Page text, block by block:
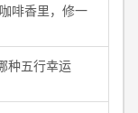
啡香里，修一
种五行幸运